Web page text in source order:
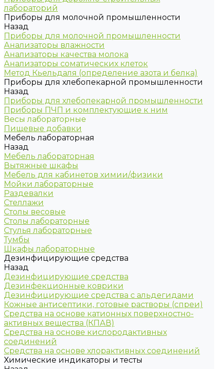
лабораторий
Приборы для молочной промышленности
Назад
Приборы для молочной промышленности
Анализаторы влажности
Анализаторы качества молока
Анализаторы соматических клеток
Метод Кьельдаля (определение азота и белка)
Приборы для хлебопекарной промышленности
Назад
Приборы для хлебопекарной промышленности
Приборы ПЧП и комплектующие к ним
Весы лабораторные
Пищевые добавки
Мебель лабораторная
Назад
Мебель лабораторная
Вытяжные шкафы
Мебель для кабинетов химии/физики
Мойки лабораторные
Раздевалки
Стеллажи
Столы весовые
Столы лабораторные
Стулья лабораторные
Тумбы
Шкафы лабораторные
Дезинфицирующие средства
Назад
Дезинфицирующие средства
Дезинфекционные коврики
Дезинфицирующие средства с альдегидами
Кожные антисептики, готовые растворы (спреи)
Средства на основе катионных поверхностно-
активных вещества (КПАВ)
Средства на основе кислородактивных
соединений
Средства на основе хлорактивных соединений
Химические индикаторы и тесты